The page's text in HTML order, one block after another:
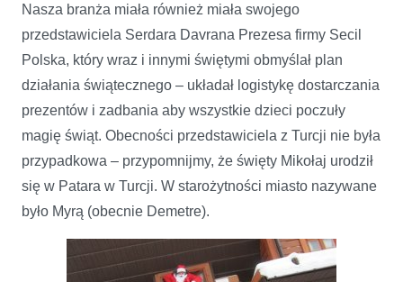
Nasza branża miała również miała swojego
przedstawiciela Serdara Davrana Prezesa firmy Secil
Polska, który wraz i innymi świętymi obmyślał plan
działania świątecznego – układał logistykę dostarczania
prezentów i zadbania aby wszystkie dzieci poczuły
magię świąt. Obecności przedstawiciela z Turcji nie była
przypadkowa – przypomnijmy, że święty Mikołaj urodził
się w Patara w Turcji. W starożytności miasto nazywane
było Myrą (obecnie Demetre).